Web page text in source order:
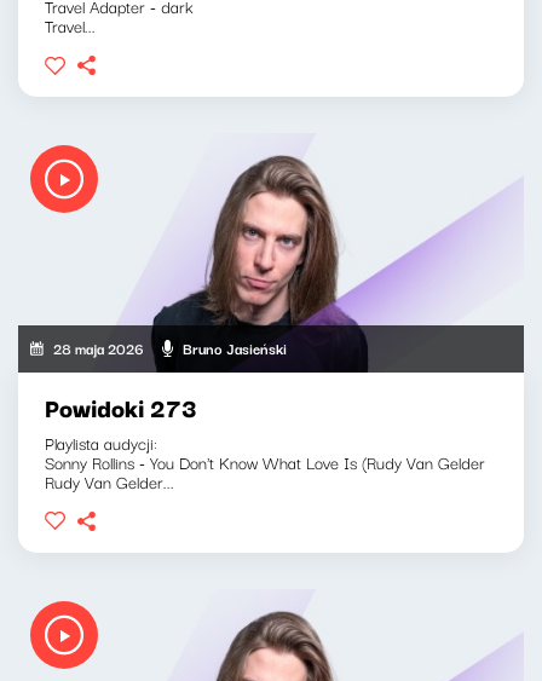
Travel Adapter - dark
Travel...
28 maja 2026 Bruno Jasieński
Powidoki 273
Playlista audycji:
Sonny Rollins - You Don't Know What Love Is (Rudy Van Gelder
Rudy Van Gelder...